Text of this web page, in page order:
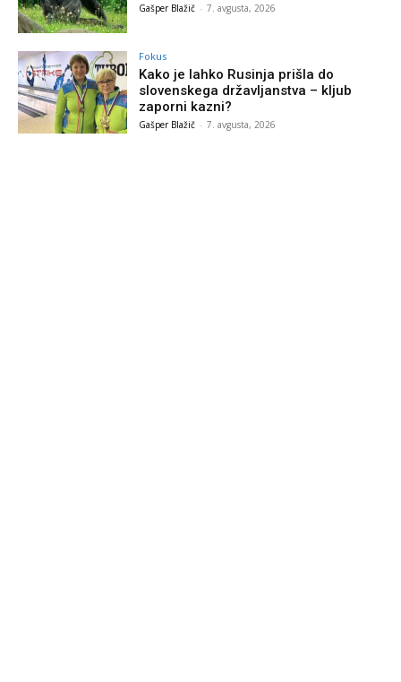
Gašper Blažič - 7. avgusta, 2026
Fokus
Kako je lahko Rusinja prišla do
slovenskega državljanstva – kljub
zaporni kazni?
Gašper Blažič - 7. avgusta, 2026